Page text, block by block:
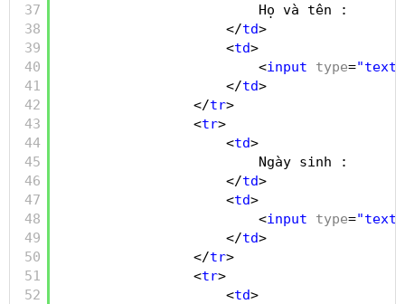
37
38
39
40
41
42
43
44
45
46
47
48
49
50
51
52
Họ và tên :
</td>
<td>
<input type="text"
</td>
</tr>
<tr>
<td>
Ngày sinh :
</td>
<td>
<input type="text"
</td>
</tr>
<tr>
<td>